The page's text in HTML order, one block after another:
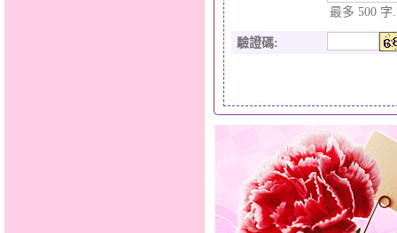
最多 500 字.
驗證碼: